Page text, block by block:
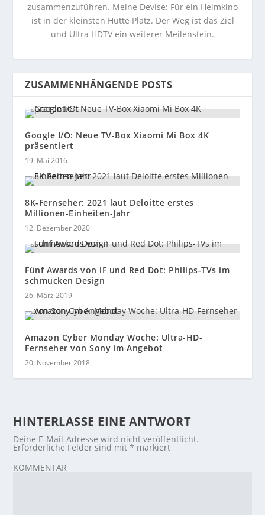
zusammenzuführen. Meine Devise: Für ein Heimkino
ist in der kleinsten Hütte Platz. Der Weg ist das Ziel
und Ultra HDTV ein weiterer Meilenstein.
ZUSAMMENHÄNGENDE POSTS
Google I/O: Neue TV-Box Xiaomi Mi Box 4K
präsentiert
19. Mai 2016
8K-Fernseher: 2021 laut Deloitte erstes
Millionen-Einheiten-Jahr
12. Dezember 2020
Fünf Awards von iF und Red Dot: Philips-TVs im
schmucken Design
26. März 2019
Amazon Cyber Monday Woche: Ultra-HD-
Fernseher von Sony im Angebot
20. November 2018
HINTERLASSE EINE ANTWORT
Deine E-Mail-Adresse wird nicht veröffentlicht.
Erforderliche Felder sind mit* markiert
KOMMENTAR